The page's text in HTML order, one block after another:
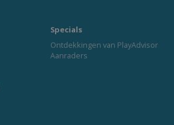
Specials
Ontdekkingen van PlayAdvisor
Aanraders